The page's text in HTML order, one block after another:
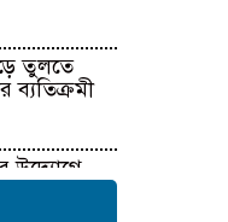
তুলতে
ব্যতিক্রমী
উদ্যোগে